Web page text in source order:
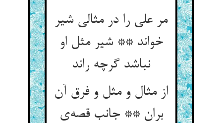
مر علی را در مثالی شیر
خواند ** شیر مثل او
نباشد گرچه راند
از مثال و مثل و فرق آن
بران ** جانب قصه‌ی